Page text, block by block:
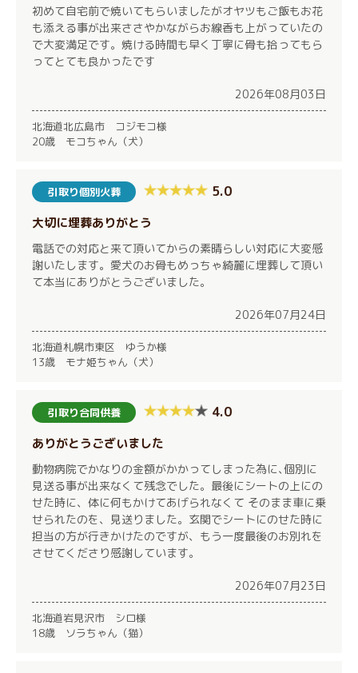
初めて自宅前で焼いてもらいましたがオヤツもご飯もお花
も添える事が出来ささやかながらお線香も上がっていたの
で大変満足です。焼ける時間も早く丁寧に骨も拾ってもら
ってとても良かったです
2026年08月03日
北海道北広島市 コジモコ様
20歳 モコちゃん（犬）
引取り個別火葬 5.0
大切に埋葬ありがとう
電話での対応と来て頂いてからの素晴らしい対応に大変感
謝いたします。愛犬のお骨もめっちゃ綺麗に埋葬して頂い
て本当にありがとうございました。
2026年07月24日
北海道札幌市東区 ゆうか様
13歳 モナ姫ちゃん（犬）
引取り合同供養 4.0
ありがとうございました
動物病院でかなりの金額がかかってしまった為に､個別に
見送る事が出来なくて残念でした。最後にシートの上にの
せた時に、体に何もかけてあげられなくて そのまま車に乗
せられたのを、見送りました。玄関でシートにのせた時に
担当の方が行きかけたのですが、もう一度最後のお別れを
させてくださり感謝しています。
2026年07月23日
北海道岩見沢市 シロ様
18歳 ソラちゃん（猫）